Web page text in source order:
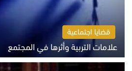
قضايا اجتماعية
علامات التربية وأثرها في المجتمع
الثلاثاء 4 أغسطس 2026 12:50 م